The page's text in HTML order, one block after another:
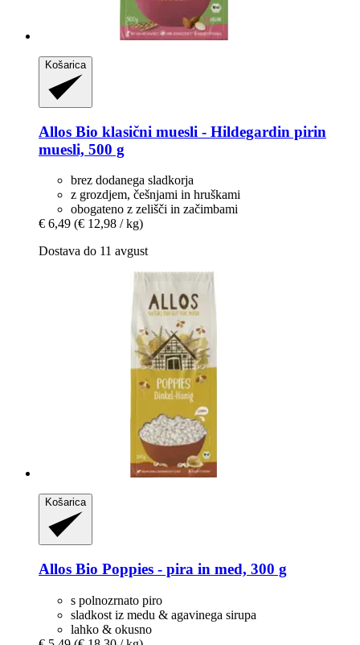
Košarica
Allos Bio klasični muesli -​ Hildegardin pirin
muesli, 500 g
brez dodanega sladkorja
z grozdjem, češnjami in hruškami
obogateno z zelišči in začimbami
€ 6,49 (€ 12,98 / kg)
Dostava do 11 avgust
Košarica
Allos Bio Poppies -​ pira in med, 300 g
s polnozrnato piro
sladkost iz medu & agavinega sirupa
lahko & okusno